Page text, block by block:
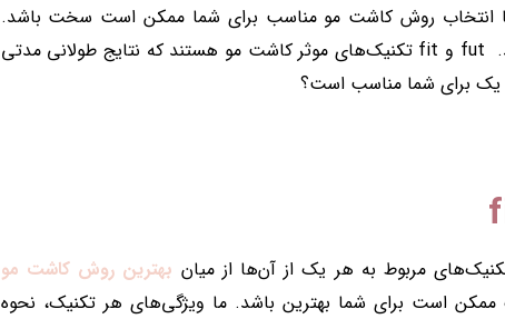
انتخاب روش کاشت مو مناسب برای شما ممکن است سخت باشد.
عوامل زیادی وجود دارد که لازم است در نظر بگیرید. fut و fit تکنیک‌های موثر کاشت مو هستند که نتایج طولانی‌ مدتی
یک برای شما مناسب است؟
بهترین روش کاشت مو
است برای شما بهترین باشد. ما ویژگی‌های هر تکنیک، نحوه